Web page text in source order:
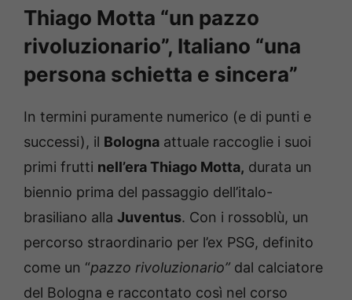
Thiago Motta “un pazzo
rivoluzionario”, Italiano “una
persona schietta e sincera”
In termini puramente numerico (e di punti e
successi), il Bologna attuale raccoglie i suoi
primi frutti nell’era Thiago Motta, durata un
biennio prima del passaggio dell’italo-
brasiliano alla Juventus. Con i rossoblù, un
percorso straordinario per l’ex PSG, definito
come un “pazzo rivoluzionario” dal calciatore
del Bologna e raccontato così nel corso